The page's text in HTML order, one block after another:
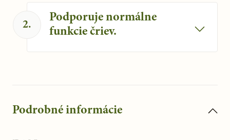
vykašliavanie, chráni sliznice dýchacích
ciest.
2.
Podporuje normálne
funkcie čriev.
Pôsobí tiež ako ochrana sliznice čriev. S
Podrobné informácie